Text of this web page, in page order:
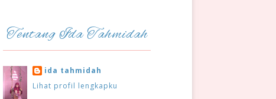
Tentang Ida Tahmidah
ida tahmidah
Lihat profil lengkapku